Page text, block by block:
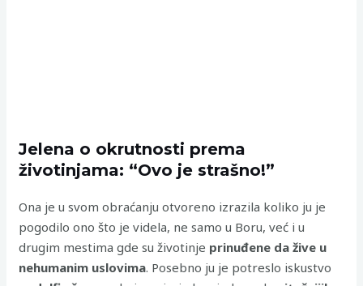
Jelena o okrutnosti prema
životinjama: “Ovo je strašno!”
Ona je u svom obraćanju otvoreno izrazila koliko ju je
pogodilo ono što je videla, ne samo u Boru, već i u
drugim mestima gde su životinje prinuđene da žive u
nehumanim uslovima. Posebno ju je potreslo iskustvo